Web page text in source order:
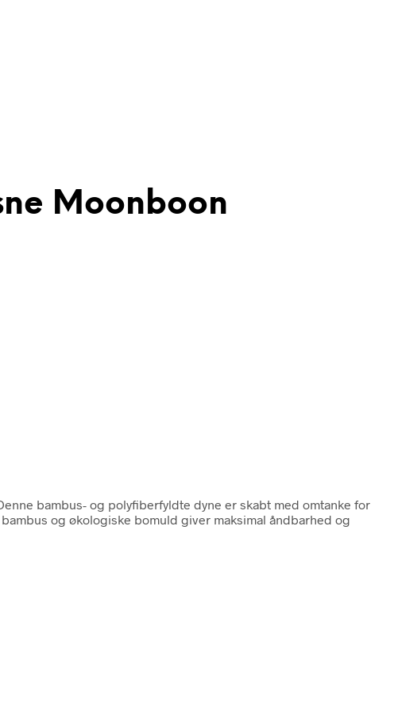
Moonboon
Denne bambus- og polyfiberfyldte dyne er skabt med omtanke for
og økologiske bomuld giver maksimal åndbarhed og